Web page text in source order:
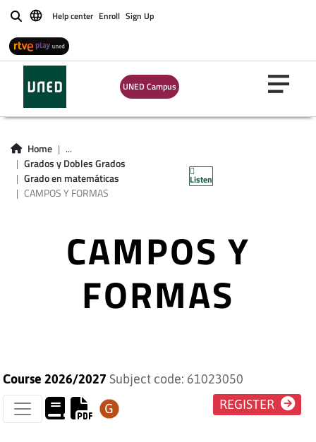
BuscarHelp center Enroll Sign Up
UNED Campus
Home
...
Grados y Dobles Grados
Grado en matemáticas
CAMPOS Y FORMAS
Listen
CAMPOS Y
FORMAS
Course 2026/2027 Subject code: 61023050
REGISTER